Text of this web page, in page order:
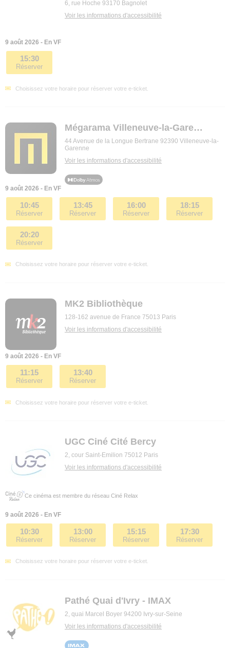
6, rue Hoche 93170 Bagnolet
Voir les informations d'accessibilité
9 août 2026 - En VF
15:30
Réserver
Choisissez votre horaire pour réserver votre e-ticket.
Mégarama Villeneuve-la-Garenne
44 Avenue de la Longue Bertrane 92390 Villeneuve-la-
Garenne
Voir les informations d'accessibilité
9 août 2026 - En VF
10:45
Réserver
13:45
Réserver
16:00
Réserver
18:15
Réserver
20:20
Réserver
Choisissez votre horaire pour réserver votre e-ticket.
MK2 Bibliothèque
128-162 avenue de France 75013 Paris
Voir les informations d'accessibilité
9 août 2026 - En VF
11:15
Réserver
13:40
Réserver
Choisissez votre horaire pour réserver votre e-ticket.
UGC Ciné Cité Bercy
2, cour Saint-Emilion 75012 Paris
Voir les informations d'accessibilité
Ce cinéma est membre du réseau Ciné Relax
9 août 2026 - En VF
10:30
Réserver
13:00
Réserver
15:15
Réserver
17:30
Réserver
Choisissez votre horaire pour réserver votre e-ticket.
Pathé Quai d'Ivry - IMAX
2, quai Marcel Boyer 94200 Ivry-sur-Seine
Voir les informations d'accessibilité